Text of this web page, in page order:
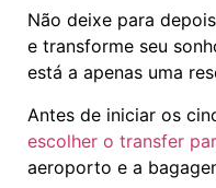
Não deixe para
e transforme seu
está a apenas uma
Antes de iniciar os
escolher o transfer
aeroporto e a